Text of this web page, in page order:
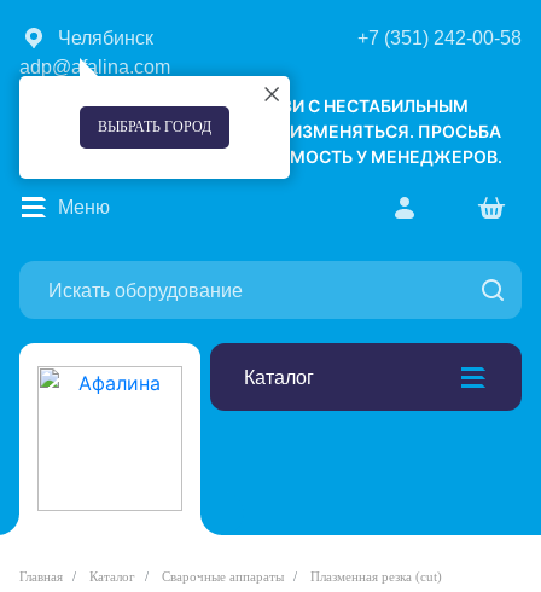
Челябинск
ВЫБРАТЬ ГОРОД
+7 (351) 242-00-58
adp@afalina.com
УВАЖАЕМЫЕ КЛИЕНТЫ! В СВЯЗИ С НЕСТАБИЛЬНЫМ
КУРСОМ ВАЛЮТ, ЦЕНЫ МОГУТ ИЗМЕНЯТЬСЯ. ПРОСЬБА
УТОЧНЯТЬ АКТУАЛЬНУЮ СТОИМОСТЬ У МЕНЕДЖЕРОВ.
Каталог
Меню
Главная Каталог Сварочные аппараты Плазменная резка (cut)